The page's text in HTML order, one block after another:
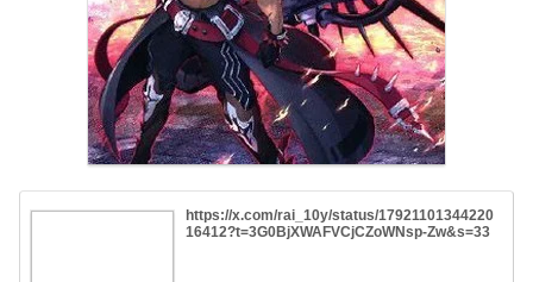
https://x.com/rai_10y/status/17921101344220
16412?t=3G0BjXWAFVCjCZoWNsp-Zw&s=33